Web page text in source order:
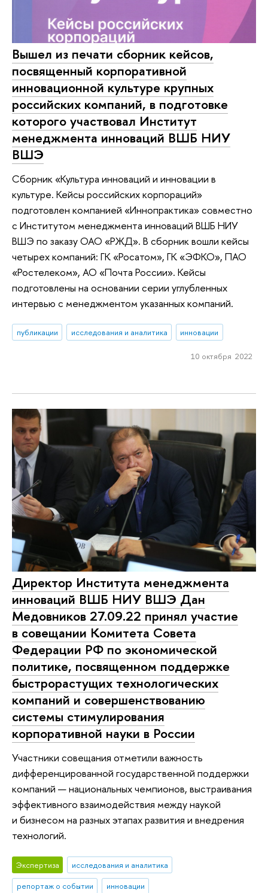
Вышел из печати сборник кейсов,
посвященный корпоративной
инновационной культуре крупных
российских компаний, в подготовке
которого участвовал Институт
менеджмента инноваций ВШБ НИУ
ВШЭ
Сборник «Культура инноваций и инновации в
культуре. Кейсы российских корпораций»
подготовлен компанией «Иннопрактика» совместно
с Институтом менеджмента инноваций ВШБ НИУ
ВШЭ по заказу ОАО «РЖД». В сборник вошли кейсы
четырех компаний: ГК «Росатом», ГК «ЭФКО», ПАО
«Ростелеком», АО «Почта России». Кейсы
подготовлены на основании серии углубленных
интервью с менеджментом указанных компаний.
публикации исследования и аналитика инновации
10 октября 2022
Директор Института менеджмента
инноваций ВШБ НИУ ВШЭ Дан
Медовников 27.09.22 принял участие
в совещании Комитета Совета
Федерации РФ по экономической
политике, посвященном поддержке
быстрорастущих технологических
компаний и совершенствованию
системы стимулирования
корпоративной науки в России
Участники совещания отметили важность
дифференцированной государственной поддержки
компаний — национальных чемпионов, выстраивания
эффективного взаимодействия между наукой
и бизнесом на разных этапах развития и внедрения
технологий.
Экспертиза
исследования и аналитика
репортаж о событии
инновации